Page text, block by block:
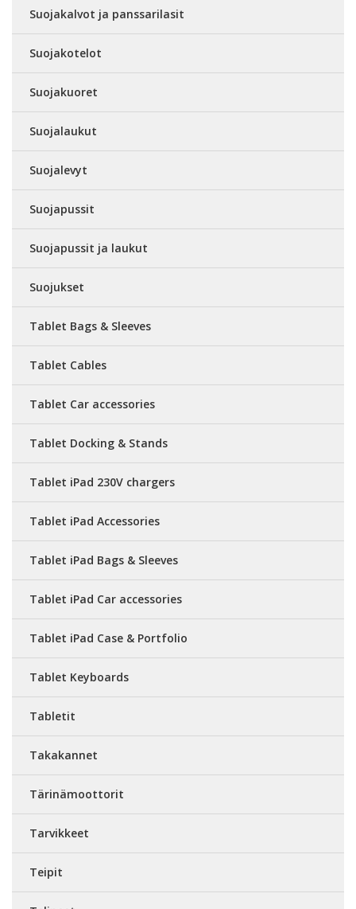
Suojakalvot ja panssarilasit
Suojakotelot
Suojakuoret
Suojalaukut
Suojalevyt
Suojapussit
Suojapussit ja laukut
Suojukset
Tablet Bags & Sleeves
Tablet Cables
Tablet Car accessories
Tablet Docking & Stands
Tablet iPad 230V chargers
Tablet iPad Accessories
Tablet iPad Bags & Sleeves
Tablet iPad Car accessories
Tablet iPad Case & Portfolio
Tablet Keyboards
Tabletit
Takakannet
Tärinämoottorit
Tarvikkeet
Teipit